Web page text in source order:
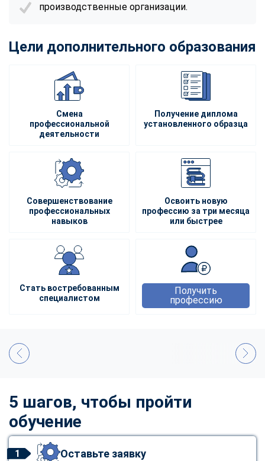
производственные организации.
Цели дополнительного образования
Смена
профессиональной
деятельности
Получение диплома
установленного образца
Совершенствование
профессиональных
навыков
Освоить новую
профессию за три месяца
или быстрее
Стать востребованным
специалистом
Получить
профессию
5 шагов, чтобы пройти
обучение
1 Оставьте заявку